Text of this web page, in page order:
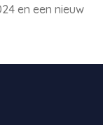
en een nieuw